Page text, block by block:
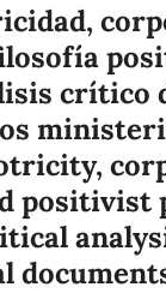
crítico
positivist